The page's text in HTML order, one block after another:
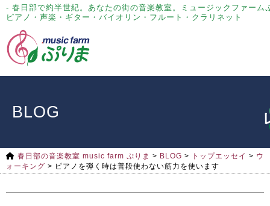
- 春日部で約半世紀。あなたの街の音楽教室。ミュージックファーム
ピアノ・声楽・ギター・バイオリン・フルート・クラリネット
BLOG
春日部の音楽教室 music farm ぷりま > BLOG > トップエッセイ > ウ
ォーキング > ピアノを弾く時は普段使わない筋力を使います